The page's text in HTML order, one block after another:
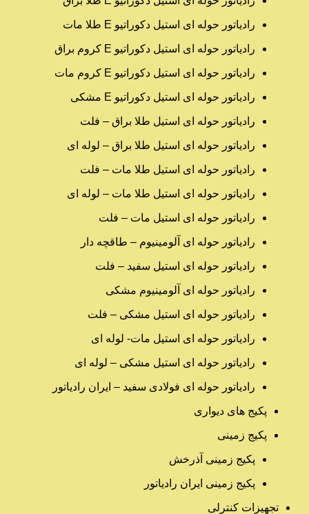
رادیاتور حوله ای استیل دکوراتیو E طلا مات
رادیاتور حوله ای استیل دکوراتیو E کروم براق
رادیاتور حوله ای استیل دکوراتیو E کروم مات
رادیاتور حوله ای استیل دکوراتیو E مشکی
رادیاتور حوله ای استیل طلا براق – فلت
رادیاتور حوله ای استیل طلا براق – لوله ای
رادیاتور حوله ای استیل طلا مات – فلت
رادیاتور حوله ای استیل طلا مات – لوله ای
رادیاتور حوله ای استیل مات – فلت
رادیاتور حوله ای آلومینیوم – طاقچه دار
رادیاتور حوله ای استیل سفید – فلت
رادیاتور حوله ای آلومینیوم مشکی
رادیاتور حوله ای استیل مشکی – فلت
رادیاتور حوله ای استیل مات- لوله ای
رادیاتور حوله ای استیل مشکی – لوله ای
رادیاتور حوله ای فولادی سفید – ایران رادیاتور
پکیج های دیواری
پکیج زمینی
پکیج زمینی آذرخش
پکیج زمینی ایران رادیاتور
تجهیزات کنترلی